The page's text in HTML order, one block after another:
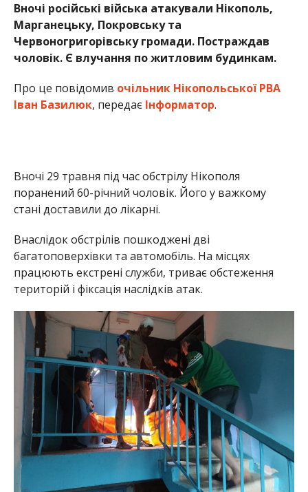
Вночі російські війська атакували Нікополь,
Марганецьку, Покровську та
Червоногригорівську громади. Постраждав
чоловік. Є влучання по житловим будинкам.
Про це повідомив очільник Нікопольської РВА
Іван Базилюк, передає Інформатор.
Вночі 29 травня під час обстрілу Нікополя
поранений 60-річний чоловік. Його у важкому
стані доставили до лікарні.
Внаслідок обстрілів пошкоджені дві
багатоповерхівки та автомобіль. На місцях
працюють екстрені служби, триває обстеження
територій і фіксація наслідків атак.